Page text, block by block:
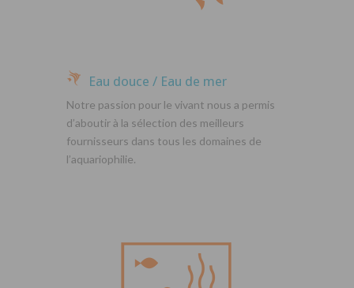
Eau douce / Eau de mer
Notre passion pour le vivant nous a permis
d’aboutir à la sélection des meilleurs
fournisseurs dans tous les domaines de
l’aquariophilie.